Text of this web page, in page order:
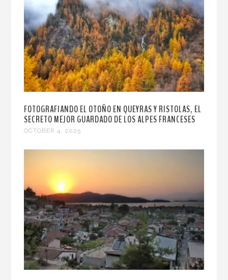
FOTOGRAFIANDO EL OTOÑO EN QUEYRAS Y RISTOLAS, EL
SECRETO MEJOR GUARDADO DE LOS ALPES FRANCESES
OCTOBER 4, 2025